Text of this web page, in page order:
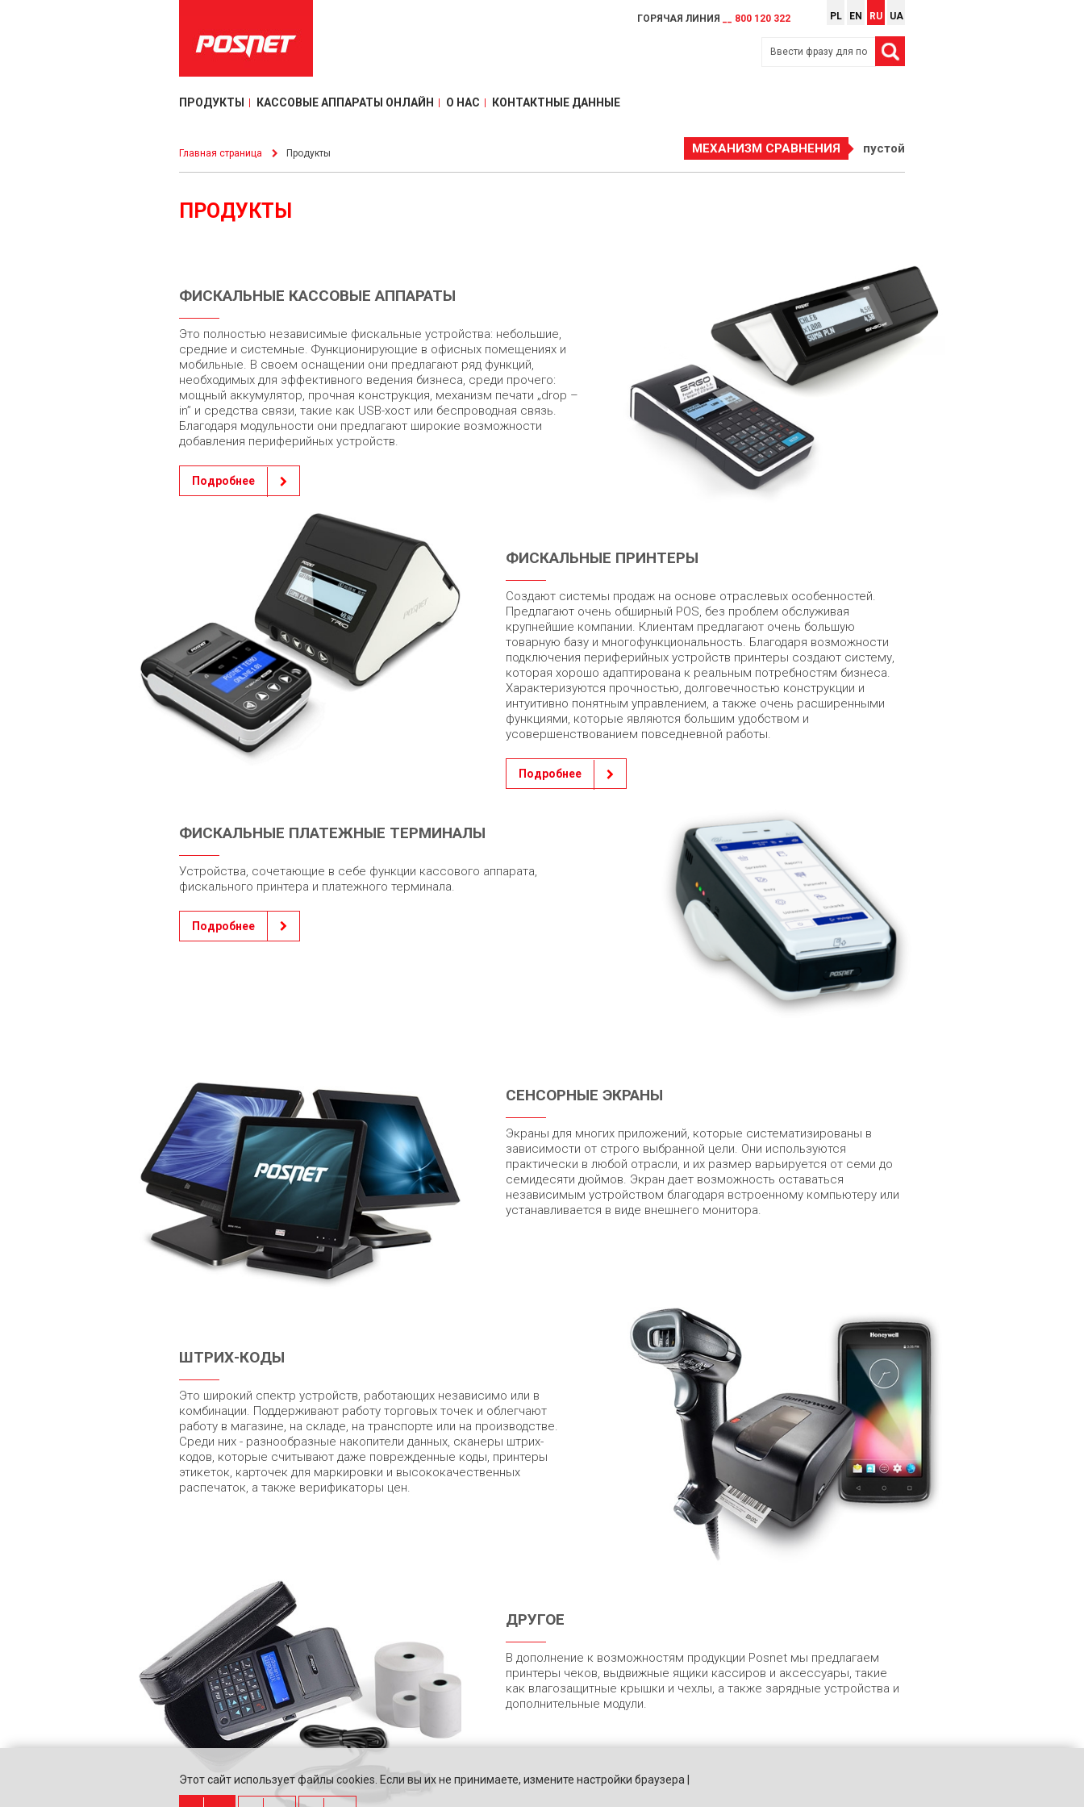
ГОРЯЧАЯ ЛИНИЯ __ 800 120 322 PL EN RU UA
ПРОДУКТЫ КАССОВЫЕ АППАРАТЫ ОНЛАЙН О НАС КОНТАКТНЫЕ ДАННЫЕ
Главная страница Продукты МЕХАНИЗМ СРАВНЕНИЯ пустой
ПРОДУКТЫ
ФИСКАЛЬНЫЕ КАССОВЫЕ АППАРАТЫ
Это полностью независимые фискальные устройства: небольшие,
средние и системные. Функционирующие в офисных помещениях и
мобильные. В своем оснащении они предлагают ряд функций,
необходимых для эффективного ведения бизнеса, среди прочего:
мощный аккумулятор, прочная конструкция, механизм печати „drop –
in” и средства связи, такие как USB-хост или беспроводная связь.
Благодаря модульности они предлагают широкие возможности
добавления периферийных устройств.
Подробнее
ФИСКАЛЬНЫЕ ПРИНТЕРЫ
Создают системы продаж на основе отраслевых особенностей.
Предлагают очень обширный POS, без проблем обслуживая
крупнейшие компании. Клиентам предлагают очень большую
товарную базу и многофункциональность. Благодаря возможности
подключения периферийных устройств принтеры создают систему,
которая хорошо адаптирована к реальным потребностям бизнеса.
Характеризуются прочностью, долговечностью конструкции и
интуитивно понятным управлением, а также очень расширенными
функциями, которые являются большим удобством и
усовершенствованием повседневной работы.
Подробнее
ФИСКАЛЬНЫЕ ПЛАТЕЖНЫЕ ТЕРМИНАЛЫ
Устройства, сочетающие в себе функции кассового аппарата,
фискального принтера и платежного терминала.
Подробнее
СЕНСОРНЫЕ ЭКРАНЫ
Экраны для многих приложений, которые систематизированы в
зависимости от строго выбранной цели. Они используются
практически в любой отрасли, и их размер варьируется от семи до
семидесяти дюймов. Экран дает возможность оставаться
независимым устройством благодаря встроенному компьютеру или
устанавливается в виде внешнего монитора.
ШТРИХ-КОДЫ
Это широкий спектр устройств, работающих независимо или в
комбинации. Поддерживают работу торговых точек и облегчают
работу в магазине, на складе, на транспорте или на производстве.
Среди них - разнообразные накопители данных, сканеры штрих-
кодов, которые считывают даже поврежденные коды, принтеры
этикеток, карточек для маркировки и высококачественных
распечаток, а также верификаторы цен.
ДРУГОЕ
В дополнение к возможностям продукции Posnet мы предлагаем
принтеры чеков, выдвижные ящики кассиров и аксессуары, такие
как влагозащитные крышки и чехлы, а также зарядные устройства и
дополнительные модули.
Этот сайт использует файлы cookies. Если вы их не принимаете, измените настройки браузера |